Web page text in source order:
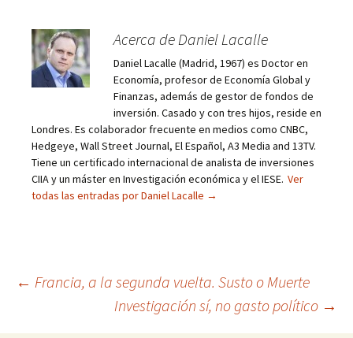
Acerca de Daniel Lacalle
Daniel Lacalle (Madrid, 1967) es Doctor en
Economía, profesor de Economía Global y
Finanzas, además de gestor de fondos de
inversión. Casado y con tres hijos, reside en
Londres. Es colaborador frecuente en medios como CNBC,
Hedgeye, Wall Street Journal, El Español, A3 Media and 13TV.
Tiene un certificado internacional de analista de inversiones
CIIA y un máster en Investigación económica y el IESE. Ver
todas las entradas por Daniel Lacalle →
Navegación
← Francia, a la segunda vuelta. Susto o Muerte
Investigación sí, no gasto político →